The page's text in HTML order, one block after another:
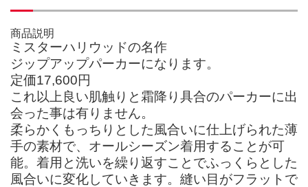
商品説明
ミスターハリウッドの名作
ジップアップパーカーになります。
定価17,600円
これ以上良い肌触りと霜降り具合のパーカーに出
会った事は有りません。
柔らかくもっちりとした風合いに仕上げられた薄
手の素材で、オールシーズン着用することが可
能。着用と洗いを繰り返すことでふっくらとした
風合いに変化していきます。縫い目がフラットで